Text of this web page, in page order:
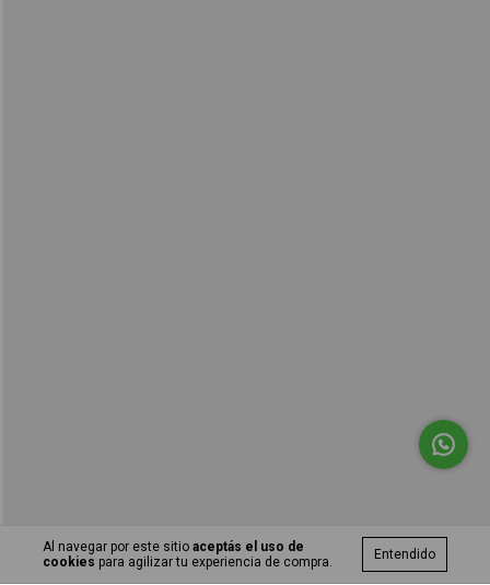
Al navegar por este sitio aceptás el uso de
cookies para agilizar tu experiencia de compra. Entendido